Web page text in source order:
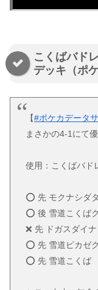
こくばバド
デッキ（ポ
【#ポケカデータ
まさかの4-1にて
使用：こくばバド
⭕️ 先 モクナシダ
⭕️ 後 雪道こくば
❌ 先 ドガスダイナ
⭕️ 先 雪道ピカゼ
⭕️ 先 雪道こくば